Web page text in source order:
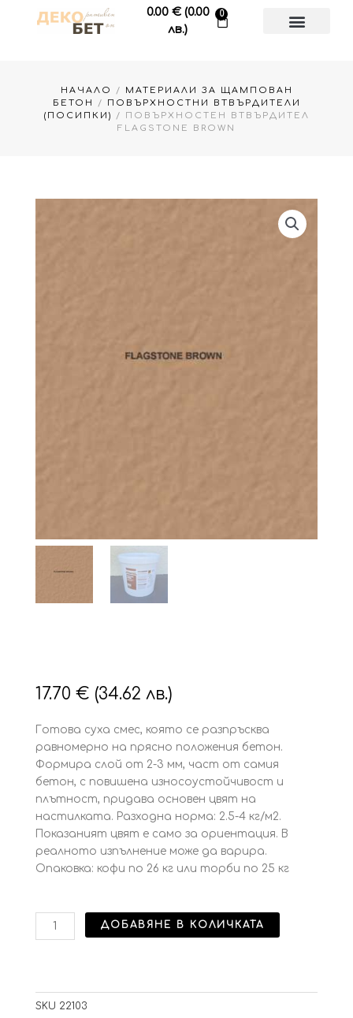
0.00 € (0.00
лв.)
0
Cart
НАЧАЛО /
МАТЕРИАЛИ ЗА ЩАМПОВАН
БЕТОН
/
ПОВЪРХНОСТНИ ВТВЪРДИТЕЛИ
(ПОСИПКИ)
/ ПОВЪРХНОСТЕН ВТВЪРДИТЕЛ
FLAGSTONE BROWN
17.70 € (34.62 лв.)
Готова суха смес, която се разпръсква
равномерно на прясно положения бетон.
Формира слой от 2-3 мм, част от самия
бетон, с повишена износоустойчивост и
плътност, придава основен цвят на
настилката. Разходна норма: 2.5-4 кг/м2.
Показаният цвят е само за ориентация. В
реалното изпълнение може да варира.
Опаковка: кофи по 26 кг или торби по 25 кг
количество
за
Flagstone
Brown
ДОБАВЯНЕ В КОЛИЧКАТА
SKU 22103